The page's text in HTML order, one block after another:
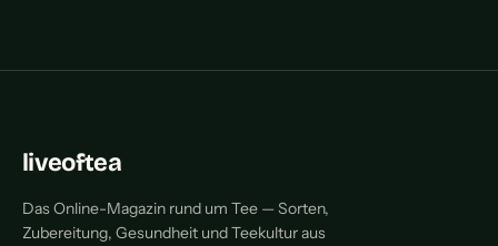
liveoftea
Das Online-Magazin rund um Tee — Sorten,
Zubereitung, Gesundheit und Teekultur aus